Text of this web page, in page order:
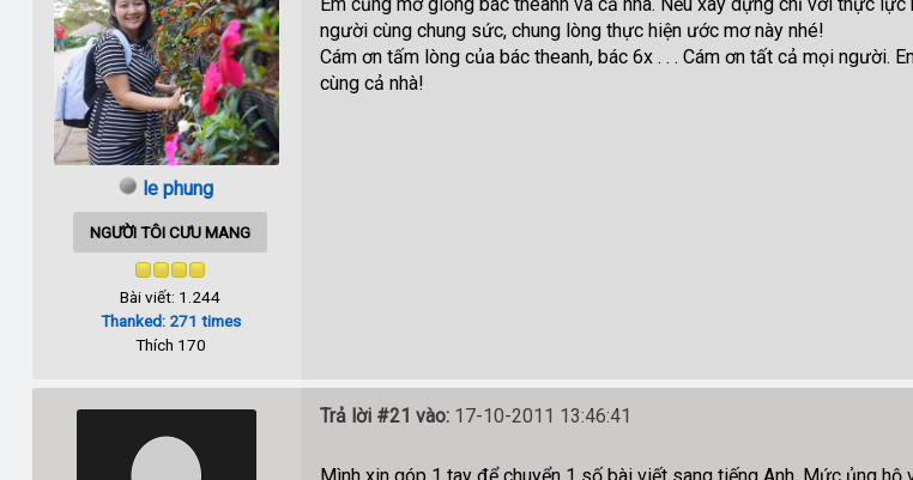
le phung
NGƯỜI TÔI CƯU MANG
Bài viết: 1.244
Thanked: 271 times
Thích 170
Em cũng mơ giống bác theanh và cả nhà. Nếu xây dựng chỉ với thực
người cùng chung sức, chung lòng thực hiện ước mơ này nhé!
Cám ơn tấm lòng của bác theanh, bác 6x . . . Cám ơn tất cả mọi
cùng cả nhà!
Trả lời #21 vào:17-10-2011 13:46:41